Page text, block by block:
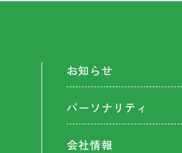
お知らせ
パーソナリティ
会社情報